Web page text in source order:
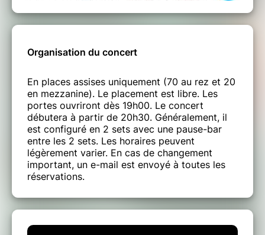
Organisation du concert
En places assises uniquement (70 au rez et 20
en mezzanine). Le placement est libre. Les
portes ouvriront dès 19h00. Le concert
débutera à partir de 20h30. Généralement, il
est configuré en 2 sets avec une pause-bar
entre les 2 sets. Les horaires peuvent
légèrement varier. En cas de changement
important, un e-mail est envoyé à toutes les
réservations.